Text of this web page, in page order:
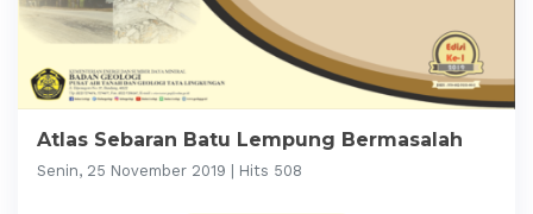
Atlas Sebaran Batu Lempung Bermasalah
Senin, 25 November 2019 | Hits 508